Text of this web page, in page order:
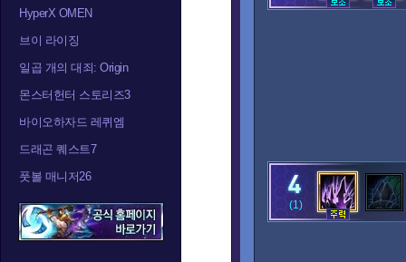
HyperX OMEN
브이 라이징
일곱 개의 대죄: Origin
몬스터헌터 스토리즈3
바이오하자드 레퀴엠
드래곤 퀘스트7
풋볼 매니저26
(1)